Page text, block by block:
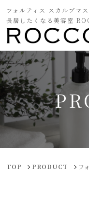
フォルティス スカルプマ
長居したくなる美容室
TOP PRODUCT フ